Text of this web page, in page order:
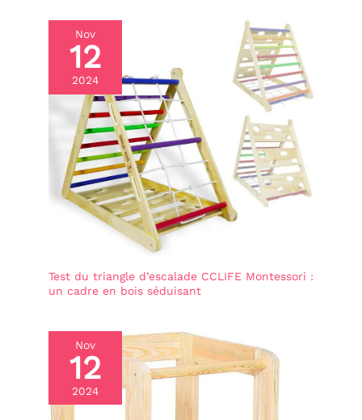
Jouer avec les élastiques,
le secouer pour
l'entendre vibrer et
étudier les formes, exerce
le concept spatial,
l'imagination, l'ouïe et la
coordination œil-main
des enfants.
Nov
12
2024
Test du triangle d’escalade CCLIFE Montessori :
un cadre en bois séduisant
Nov
12
2024